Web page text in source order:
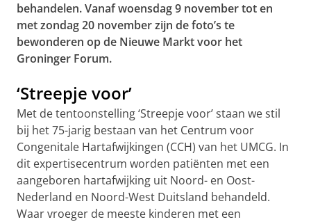
behandelen. Vanaf woensdag 9 november tot en
met zondag 20 november zijn de foto’s te
bewonderen op de Nieuwe Markt voor het
Groninger Forum.
‘Streepje voor’
Met de tentoonstelling ‘Streepje voor’ staan we stil
bij het 75-jarig bestaan van het Centrum voor
Congenitale Hartafwijkingen (CCH) van het UMCG. In
dit expertisecentrum worden patiënten met een
aangeboren hartafwijking uit Noord- en Oost-
Nederland en Noord-West Duitsland behandeld.
Waar vroeger de meeste kinderen met een